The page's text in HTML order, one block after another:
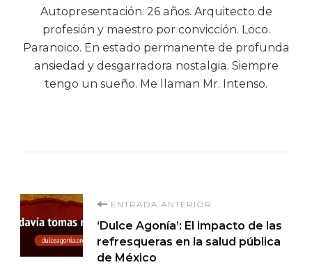
Autopresentación: 26 años. Arquitecto de
profesión y maestro por convicción. Loco.
Paranoico. En estado permanente de profunda
ansiedad y desgarradora nostalgia. Siempre
tengo un sueño. Me llaman Mr. Intenso.
Navegación
de
ENTRADA ANTERIOR
‘Dulce Agonía’: El impacto de las
refresqueras en la salud pública
de México